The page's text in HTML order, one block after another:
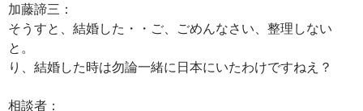
加藤諦三：
そうすと、結婚した・・ご、ごめんなさい、整理しない
と。
り、結婚した時は勿論一緒に日本にいたわけですねえ？
相談者：